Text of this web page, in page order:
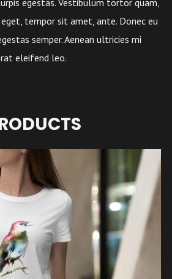
egestas. Vestibulum tortor quam,
tempor sit amet, ante. Donec eu
semper. Aenean ultricies mi
eleifend leo.